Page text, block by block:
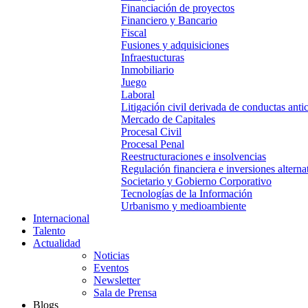
Financiación de proyectos
Financiero y Bancario
Fiscal
Fusiones y adquisiciones
Infraestucturas
Inmobiliario
Juego
Laboral
Litigación civil derivada de conductas
Mercado de Capitales
Procesal Civil
Procesal Penal
Reestructuraciones e insolvencias
Regulación financiera e inversiones
Societario y Gobierno Corporativo
Tecnologías de la Información
Urbanismo y medioambiente
Internacional
Talento
Actualidad
Noticias
Eventos
Newsletter
Sala de Prensa
Blogs